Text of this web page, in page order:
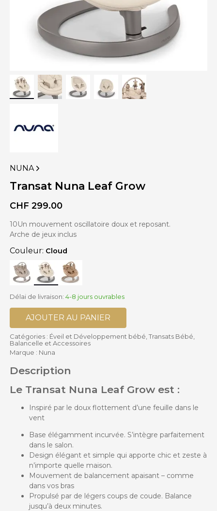
VOIR
PLUS
DE
NUNA
Transat Nuna Leaf Grow
CHF 299.00
10Un mouvement oscillatoire doux et reposant.
Arche de jeux inclus
Couleur: Cloud
Délai de livraison: 4-8 jours ouvrables
AJOUTER AU PANIER
Catégories : Éveil et Développement bébé Transats Bébé,
Balancelle et Accessoires
Marque : Nuna
Description
Le Transat Nuna Leaf Grow est :
Inspiré par le doux flottement d’une feuille dans le
vent
Base élégamment incurvée. S’intègre parfaitement
dans le salon.
Design élégant et simple qui apporte chic et zeste à
n’importe quelle maison.
Mouvement de balancement apaisant – comme
dans vos bras
Propulsé par de légers coups de coude. Balance
jusqu’à deux minutes.